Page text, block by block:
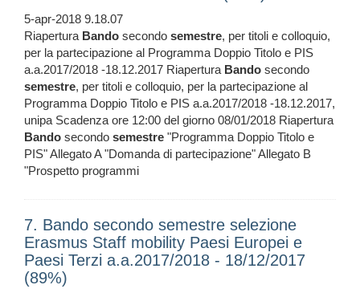
5-apr-2018 9.18.07
Riapertura Bando secondo semestre, per titoli e colloquio,
per la partecipazione al Programma Doppio Titolo e PIS
a.a.2017/2018 -18.12.2017 Riapertura Bando secondo
semestre, per titoli e colloquio, per la partecipazione al
Programma Doppio Titolo e PIS a.a.2017/2018 -18.12.2017,
unipa Scadenza ore 12:00 del giorno 08/01/2018 Riapertura
Bando secondo semestre "Programma Doppio Titolo e
PIS" Allegato A "Domanda di partecipazione" Allegato B
"Prospetto programmi
7. Bando secondo semestre selezione
Erasmus Staff mobility Paesi Europei e
Paesi Terzi a.a.2017/2018 - 18/12/2017
(89%)